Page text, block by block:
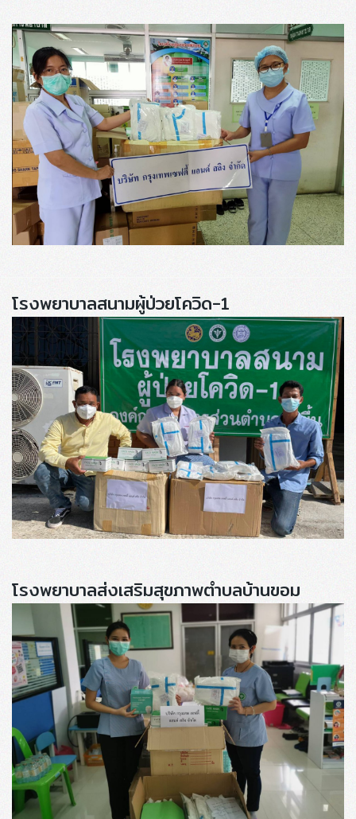
โรงพยาบาลสนามผู้ป่วยโควิด-1
โรงพยาบาลส่งเสริมสุขภาพตำบลบ้านขอม